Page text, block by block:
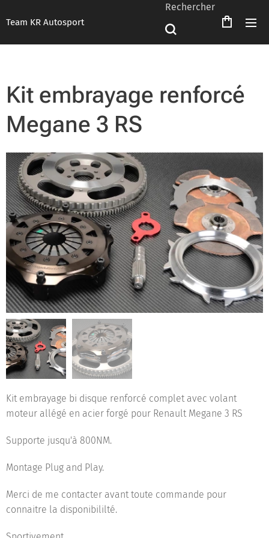
Team KR Autosport
Rechercher
Kit embrayage renforcé
Megane 3 RS
Kit embrayage bi disque renforcé complet avec volant
moteur allégé en acier forgé pour Renault Megane 3 RS
Supporte jusqu'à 800NM.
Montage Plug and Play.
Merci de me contacter avant toute commande pour
connaitre la disponibililté.